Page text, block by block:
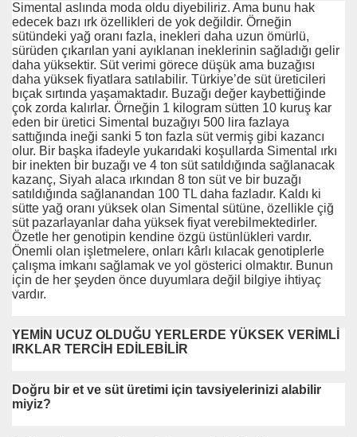
Simental aslında moda oldu diyebiliriz. Ama bunu hak
edecek bazı ırk özellikleri de yok değildir. Örneğin
sütündeki yağ oranı fazla, inekleri daha uzun ömürlü,
sürüden çıkarılan yani ayıklanan ineklerinin sağladığı gelir
daha yüksektir. Süt verimi görece düşük ama buzağısı
daha yüksek fiyatlara satılabilir. Türkiye’de süt üreticileri
bıçak sırtında yaşamaktadır. Buzağı değer kaybettiğinde
çok zorda kalırlar. Örneğin 1 kilogram sütten 10 kuruş kar
eden bir üretici Simental buzağıyı 500 lira fazlaya
sattığında ineği sanki 5 ton fazla süt vermiş gibi kazancı
olur. Bir başka ifadeyle yukarıdaki koşullarda Simental ırkı
bir inekten bir buzağı ve 4 ton süt satıldığında sağlanacak
kazanç, Siyah alaca ırkından 8 ton süt ve bir buzağı
satıldığında sağlanandan 100 TL daha fazladır. Kaldı ki
sütte yağ oranı yüksek olan Simental sütüne, özellikle çiğ
süt pazarlayanlar daha yüksek fiyat verebilmektedirler.
Özetle her genotipin kendine özgü üstünlükleri vardır.
Önemli olan işletmelere, onları kârlı kılacak genotiplerle
çalışma imkanı sağlamak ve yol gösterici olmaktır. Bunun
için de her şeyden önce duyumlara değil bilgiye ihtiyaç
vardır.
YEMİN UCUZ OLDUĞU YERLERDE YÜKSEK VERİMLİ
IRKLAR TERCİH EDİLEBİLİR
Doğru bir et ve süt üretimi için tavsiyelerinizi alabilir
miyiz?